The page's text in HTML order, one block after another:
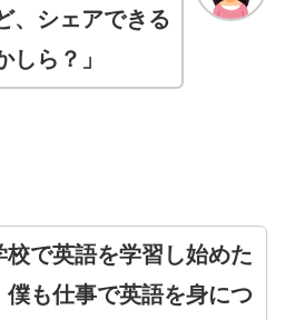
、シェアできる
しら？」
校で英語を学習し始めた
僕も仕事で英語を身につ